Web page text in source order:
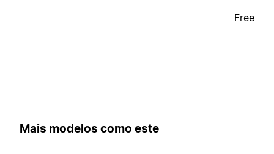
Free
Mais modelos como este